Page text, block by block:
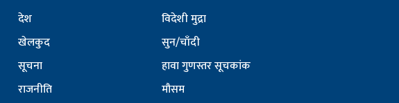
देश
खेलकुद
सूचना
राजनीति
विदेशी मुद्रा
सुन/चाँदी
हावा गुणस्तर सूचकांक
मौसम